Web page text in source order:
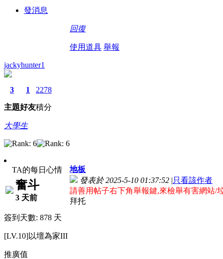
發消息
回復
使用道具 舉報
jackyhunter1
3
主題
1
好友
2278
積分
大學生
TA的每日心情
奮斗
3 天前
簽到天數: 878 天
[LV.10]以壇為家III
推廣值
地板
發表於 2025-5-10 01:37:52 |只看該作者
請善用帖子右下角舉報鍵,來檢舉有害網站/
拜托